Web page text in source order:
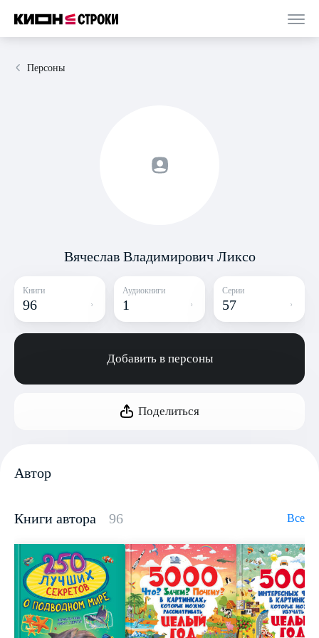
Персоны
Вячеслав Владимирович Ликсо
Книги
96
Аудиокниги
1
Серии
57
Добавить в персоны
Поделиться
Автор
Книги автора 96 Все